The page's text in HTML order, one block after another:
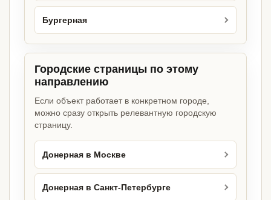
Бургерная
Городские страницы по этому
направлению
Если объект работает в конкретном городе,
можно сразу открыть релевантную городскую
страницу.
Донерная в Москве
Донерная в Санкт-Петербурге